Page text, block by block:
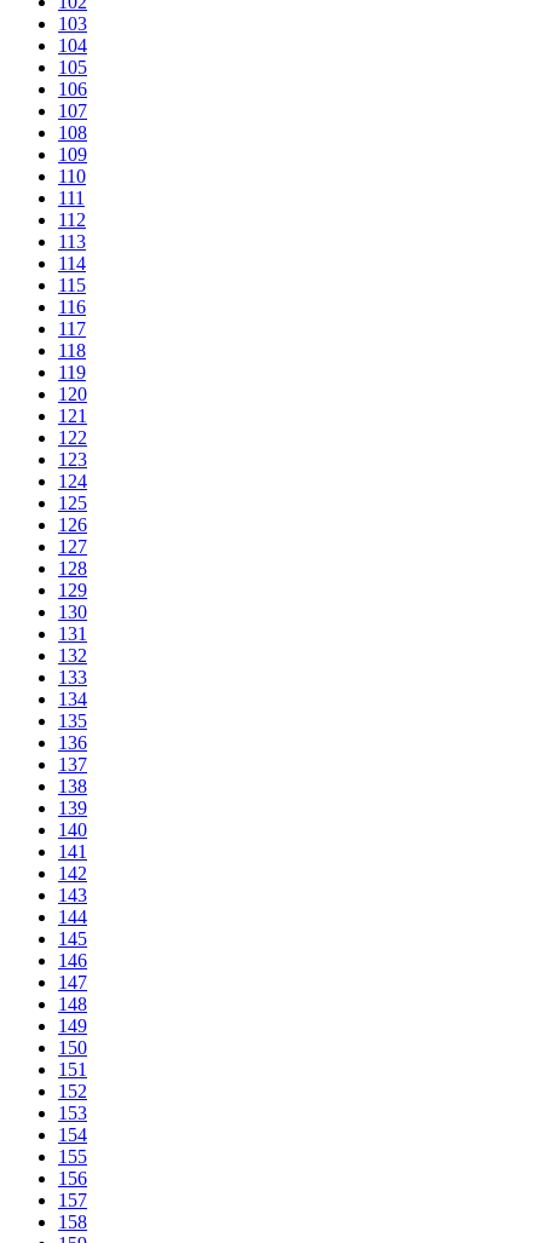
103
104
105
106
107
108
109
110
111
112
113
114
115
116
117
118
119
120
121
122
123
124
125
126
127
128
129
130
131
132
133
134
135
136
137
138
139
140
141
142
143
144
145
146
147
148
149
150
151
152
153
154
155
156
157
158